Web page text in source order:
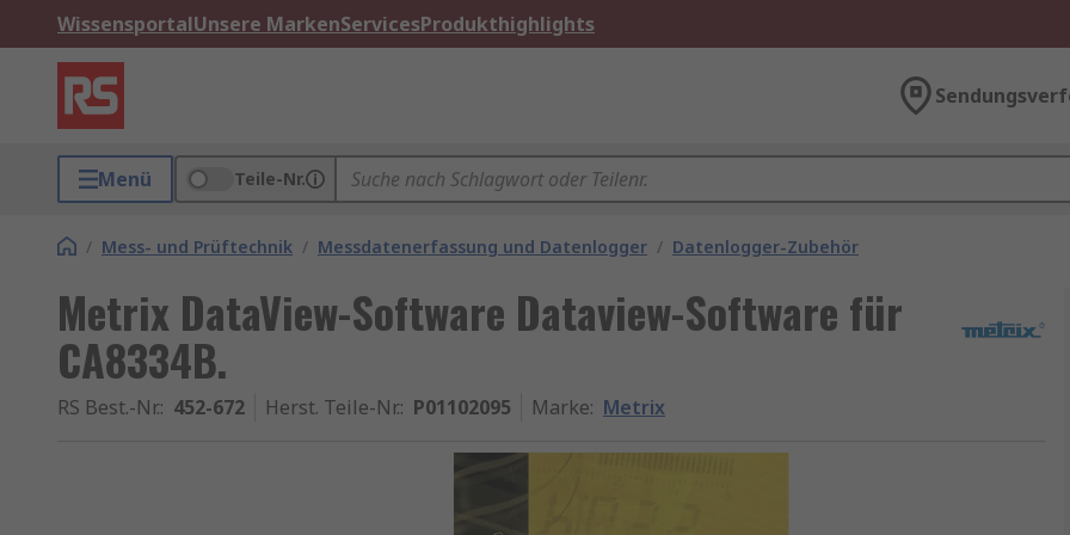
WissensportalUnsere MarkenServicesProdukthighlights
Menü Teile-Nr.
/ Mess- und Prüftechnik / Messdatenerfassung und Datenlogger / Datenlogger-Zubehör
Metrix DataView-Software Dataview-Software für
CA8334B.
RS Best.-Nr.: 452-672 Herst. Teile-Nr.: P01102095 Marke: Metrix